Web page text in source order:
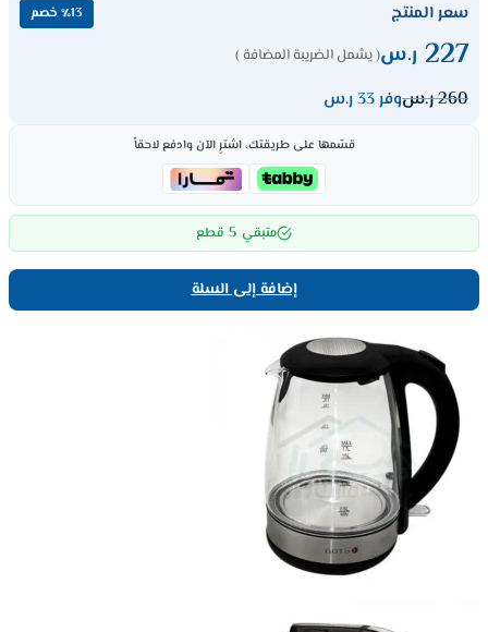
سعر المنتج ٪13 خصم
227 ر.س( يشمل الضريبة المضافة )
260ر.سوفر 33 ر.س
قسّمها على طريقتك، اشترِ الآن وادفع لاحقاً
متبقي 5 قطع
إضافة إلى السلة